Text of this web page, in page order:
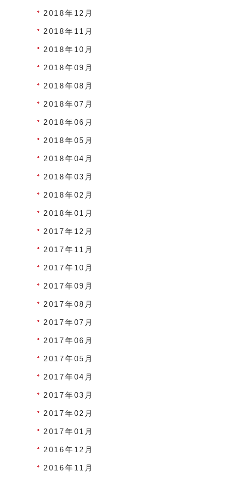
2018年12月
2018年11月
2018年10月
2018年09月
2018年08月
2018年07月
2018年06月
2018年05月
2018年04月
2018年03月
2018年02月
2018年01月
2017年12月
2017年11月
2017年10月
2017年09月
2017年08月
2017年07月
2017年06月
2017年05月
2017年04月
2017年03月
2017年02月
2017年01月
2016年12月
2016年11月